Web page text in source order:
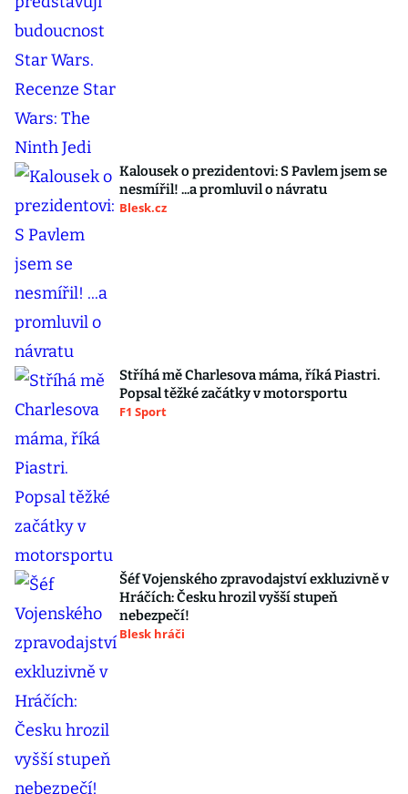
Kalousek o prezidentovi: S Pavlem jsem se
nesmířil! ...a promluvil o návratu
Blesk.cz
Stříhá mě Charlesova máma, říká Piastri.
Popsal těžké začátky v motorsportu
F1 Sport
Šéf Vojenského zpravodajství exkluzivně v
Hráčích: Česku hrozil vyšší stupeň
nebezpečí!
Blesk hráči